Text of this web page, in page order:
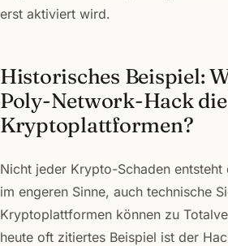
erst aktiviert wird.
Historisches Beispiel:
Poly-Network-Hack
Kryptoplattformen?
Nicht jeder Krypto-Schaden entsteht
im engeren Sinne, auch technische
Kryptoplattformen können zu
heute oft zitiertes Beispiel ist der